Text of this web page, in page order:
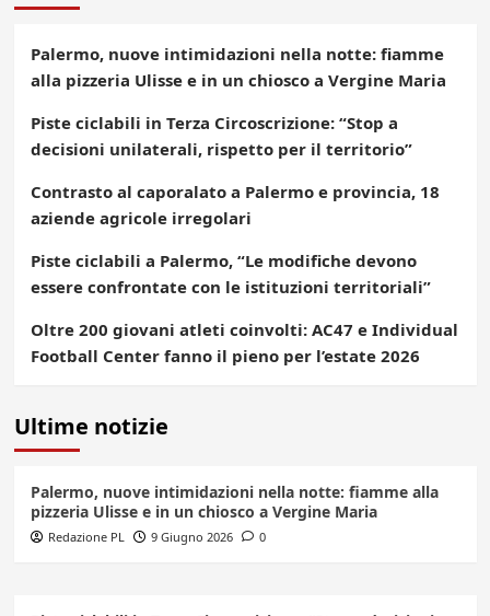
Palermo, nuove intimidazioni nella notte: fiamme
alla pizzeria Ulisse e in un chiosco a Vergine Maria
Piste ciclabili in Terza Circoscrizione: “Stop a
decisioni unilaterali, rispetto per il territorio”
Contrasto al caporalato a Palermo e provincia, 18
aziende agricole irregolari
Piste ciclabili a Palermo, “Le modifiche devono
essere confrontate con le istituzioni territoriali”
Oltre 200 giovani atleti coinvolti: AC47 e Individual
Football Center fanno il pieno per l’estate 2026
Ultime notizie
Palermo, nuove intimidazioni nella notte: fiamme alla
pizzeria Ulisse e in un chiosco a Vergine Maria
Redazione PL 9 Giugno 2026 0